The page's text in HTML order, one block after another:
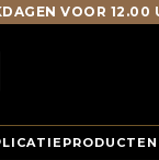
VOOR 12.00